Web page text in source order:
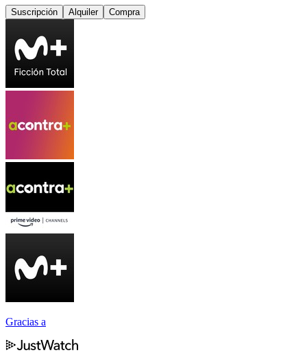
Suscripción Alquiler Compra
Gracias a